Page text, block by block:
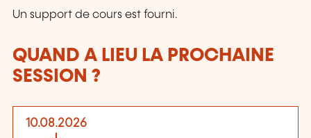
Un support de cours est fourni.
QUAND A LIEU LA PROCHAINE
SESSION ?
10.08.2026